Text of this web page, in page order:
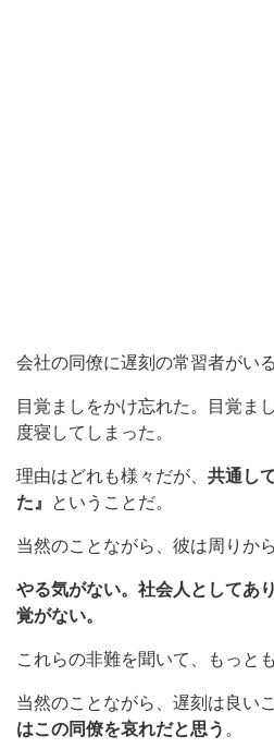
会社の同僚に遅刻の常習者がいる
目覚ましをかけ忘れた。目覚ま
度寝してしまった。
理由はどれも様々だが、 共通し
た』
ということだ。
当然のことながら、彼は周りか
やる気がない。社会人としてあ
覚がない。
これらの非難を聞いて、もっと
当然のことながら、遅刻は良い
はこの同僚を哀れだと思う 。